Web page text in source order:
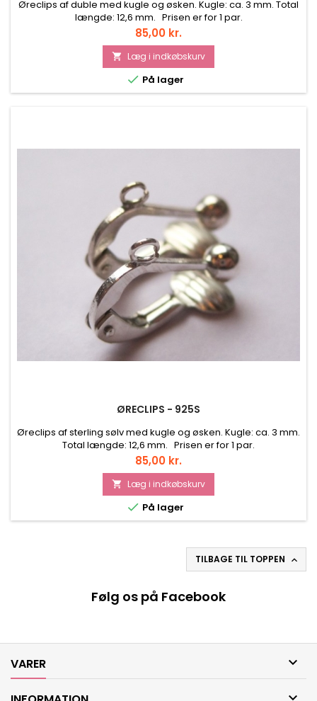
Øreclips af duble med kugle og øsken. Kugle: ca. 3 mm. Total
længde: 12,6 mm. Prisen er for 1 par.
Pris
85,00 kr.
 Læg i indkøbskurv
 På lager
ØRECLIPS - 925S
Øreclips af sterling sølv med kugle og øsken. Kugle: ca. 3 mm.
Total længde: 12,6 mm. Prisen er for 1 par.
Pris
85,00 kr.
 Læg i indkøbskurv
 På lager
TILBAGE TIL TOPPEN 
Følg os på Facebook
VARER 